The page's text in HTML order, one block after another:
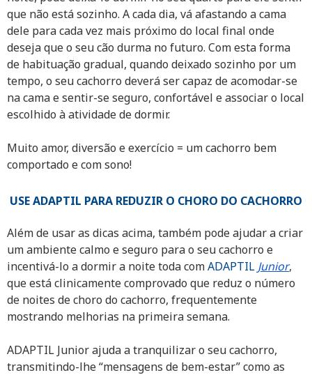
que não está sozinho. A cada dia, vá afastando a cama
dele para cada vez mais próximo do local final onde
deseja que o seu cão durma no futuro. Com esta forma
de habituação gradual, quando deixado sozinho por um
tempo, o seu cachorro deverá ser capaz de acomodar-se
na cama e sentir-se seguro, confortável e associar o local
escolhido à atividade de dormir.
Muito amor, diversão e exercício = um cachorro bem
comportado e com sono!
USE ADAPTIL PARA REDUZIR O CHORO DO CACHORRO
Além de usar as dicas acima, também pode ajudar a criar
um ambiente calmo e seguro para o seu cachorro e
incentivá-lo a dormir a noite toda comADAPTIL Junior,
que está clinicamente comprovado que reduz o número
de noites de choro do cachorro, frequentemente
mostrando melhorias na primeira semana.
ADAPTIL Junior ajuda a tranquilizar o seu cachorro,
transmitindo-lhe “mensagens de bem-estar” como as